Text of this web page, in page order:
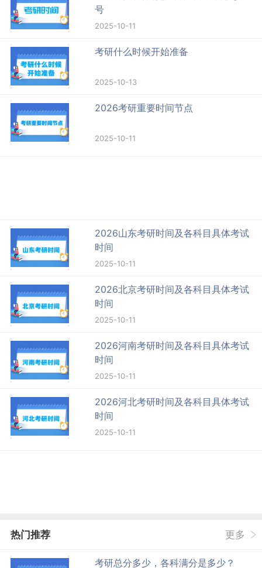
号
2025-10-11
考研什么时候开始准备
2025-10-13
2026考研重要时间节点
2025-10-11
2026山东考研时间及各科目具体考试
时间
2025-10-11
2026北京考研时间及各科目具体考试
时间
2025-10-11
2026河南考研时间及各科目具体考试
时间
2025-10-11
2026河北考研时间及各科目具体考试
时间
2025-10-11
热门推荐 更多
考研总分多少，各科满分是多少？